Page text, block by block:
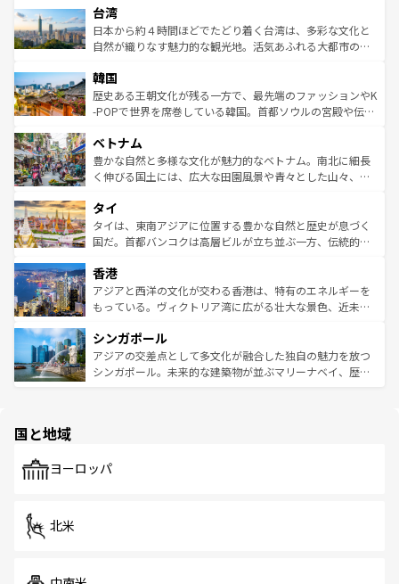
情報は
人々、おいしいローカルフードやハワイアンミュージッ
ク、伝統的なフラダンスなど、すべてがハワイの魅力を彩
っている。訪れるたびに新しい発見と感動が待っているハ
はコンテンツ一覧
リアリーフや大陸中央部にそびえるウルル（エアーズロッ
ク）、タスマニアの美しい原生林やケアンズの熱帯雨林な
ど、見どころがたくさん。また、カフェやワイン、オージ
いる。アクティビティも充実しており、サーフィンやダイ
ビング、ハイキングなど、アウトドア好きにはたまらな
い。オーストラリアの多彩な魅力を存分に味わいつくそ
参照してほしい。
台湾
日本から約４時間ほどでたどり着く台湾は、多彩な文化と
自然が織りなす魅力的な観光地。活気あふれる大都市の台
ン）、静ひつな山岳地帯である台湾東部など、都市の喧騒
と山間の静けさが共存しており、訪れる人に新しい発見と
驚きをもたらしてくれる。また、奥深い台湾の食文化も魅
容にもいいと評判のスイーツなど、バラエティ豊かな料理
が味わえる。 なお、新着の台湾情報は コンテンツ一覧を参
照してほしい。
韓国
歴史ある王朝文化が残る一方で、最先端のファッションやK
-POPで世界を席巻している韓国。首都ソウルの宮殿や伝統
き、地方に足を延ばせば四季折々の自然美を楽しむことが
できる。そして、キムチや焼肉、絶品のストリートフード
まで、さまざまな韓国料理が待っている。夜には、韓国な
リティに包まれながら、韓国の多彩な魅力を心ゆくまで味
わってみてほしい。 なお、新着の韓国情報はコンテンツ一
覧を参照してほしい。
ベトナム
豊かな自然と多様な文化が魅力的なベトナム。南北に細長
く伸びる国土には、広大な田園風景や青々とした山々、世
急速な発展と共に伝統が息づく。ハノイの古い町並みやホ
ーチミン市のフランス統治時代の建物も、独特の雰囲気を
醸し出している。また、バラエティの豊かさとおいしさで
とつ。フォーやバインミー、ベトナムコーヒーなどは、ぜ
ひ現地で味わいたい。どの地域を訪れてもあたたかい人々
が旅行者を迎えてくれるので、きっと忘れられない旅にな
参照してほしい。
タイ
タイは、東南アジアに位置する豊かな自然と歴史が息づく
国だ。首都バンコクは高層ビルが立ち並ぶ一方、伝統的な
の活気が交差している。北部ではチェンマイなどの山岳地
帯で自然と触れ合い、南部ではプーケットやクラビの美し
いビーチでリゾート気分を楽しむことができる。タイ料理
激する。気候は一年中温暖で、どの季節にも異なる楽しみ
が待っている。親しみやすいタイの人々、仏教を中心とし
た文化、そして多様な観光資源が、訪れる旅人を魅了し続
香港
アジアと西洋の文化が交わる香港は、特有のエネルギーを
もっている。ヴィクトリア湾に広がる壮大な景色、近未来
み、どこを訪れても感動するはず。観光スポットが密集し
ており、効率よく見どころを回れるのも魅力。息をのむよ
うな絶景から文化的な体験まで、香港を存分に楽しみ尽く
シンガポール
アジアの交差点として多文化が融合した独自の魅力を放つ
シンガポール。未来的な建築物が並ぶマリーナベイ、歴史
で、ホーカーズは地元の風情を楽しめる外せないスポット
国と地域
ヨーロッパ
北米